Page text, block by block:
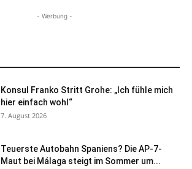
- Werbung -
Konsul Franko Stritt Grohe: „Ich fühle mich
hier einfach wohl“
7. August 2026
Teuerste Autobahn Spaniens? Die AP-7-
Maut bei Málaga steigt im Sommer um...